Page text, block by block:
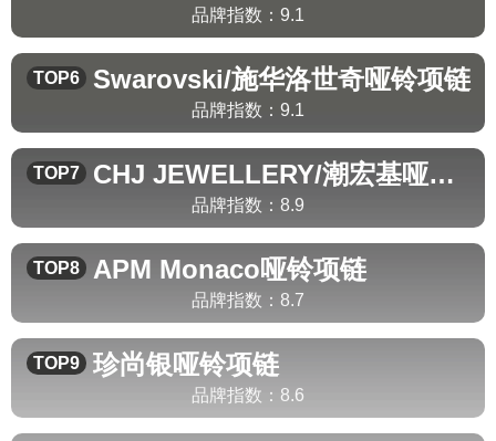
品牌指数： 9.1
TOP6 Swarovski/施华洛世奇哑铃项链
品牌指数： 9.1
TOP7 CHJ JEWELLERY/潮宏基哑铃项链
品牌指数： 8.9
TOP8 APM Monaco哑铃项链
品牌指数： 8.7
TOP9 珍尚银哑铃项链
品牌指数： 8.6